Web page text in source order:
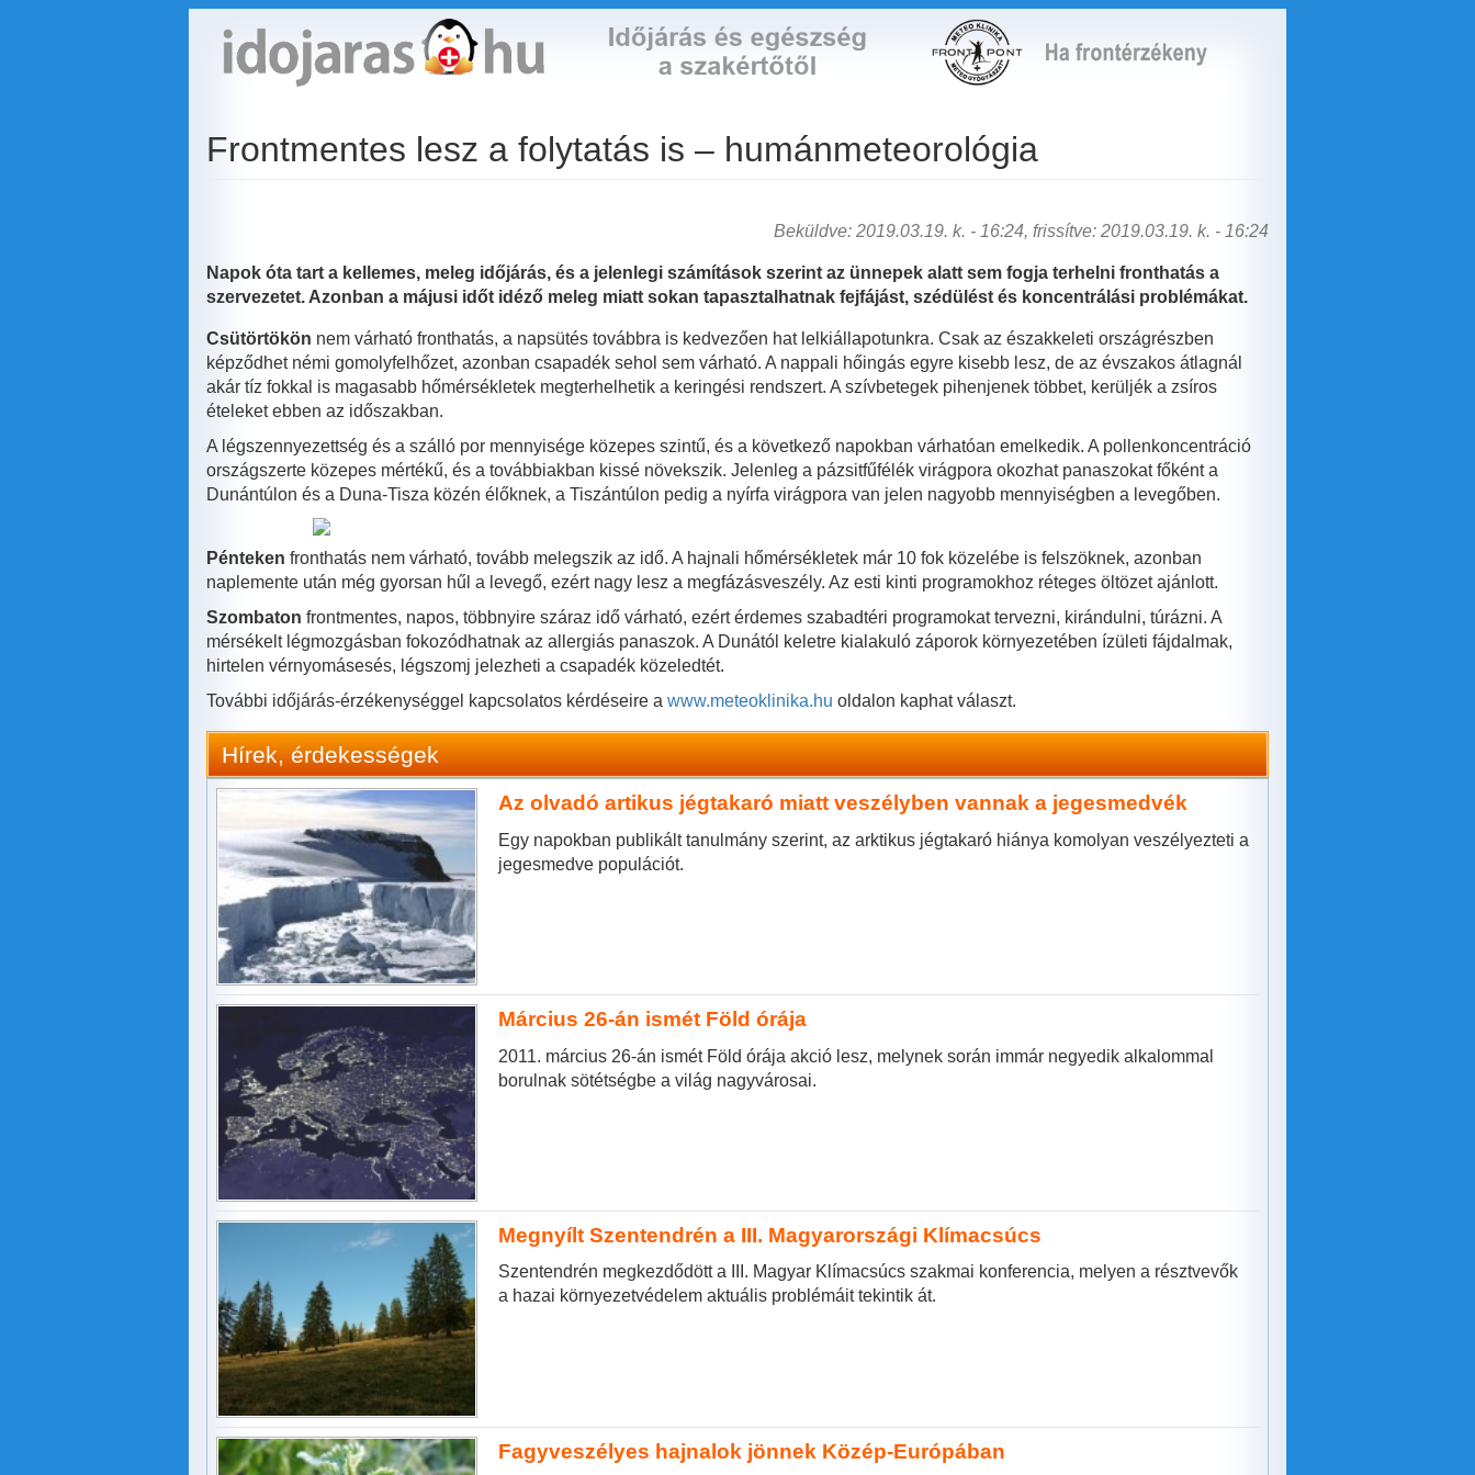
Frontmentes lesz a folytatás is – humánmeteorológia
Beküldve: 2019.03.19. k. - 16:24, frissítve: 2019.03.19. k. - 16:24
Napok óta tart a kellemes, meleg időjárás, és a jelenlegi számítások szerint az ünnepek alatt sem fogja terhelni fronthatás a
szervezetet. Azonban a májusi időt idéző meleg miatt sokan tapasztalhatnak fejfájást, szédülést és koncentrálási problémákat.
Csütörtökön nem várható fronthatás, a napsütés továbbra is kedvezően hat lelkiállapotunkra. Csak az északkeleti országrészben
képződhet némi gomolyfelhőzet, azonban csapadék sehol sem várható. A nappali hőingás egyre kisebb lesz, de az évszakos átlagnál
akár tíz fokkal is magasabb hőmérsékletek megterhelhetik a keringési rendszert. A szívbetegek pihenjenek többet, kerüljék a zsíros
ételeket ebben az időszakban.
A légszennyezettség és a szálló por mennyisége közepes szintű, és a következő napokban várhatóan emelkedik. A pollenkoncentráció
országszerte közepes mértékű, és a továbbiakban kissé növekszik. Jelenleg a pázsitfűfélék virágpora okozhat panaszokat főként a
Dunántúlon és a Duna-Tisza közén élőknek, a Tiszántúlon pedig a nyírfa virágpora van jelen nagyobb mennyiségben a levegőben.
Pénteken fronthatás nem várható, tovább melegszik az idő. A hajnali hőmérsékletek már 10 fok közelébe is felszöknek, azonban
naplemente után még gyorsan hűl a levegő, ezért nagy lesz a megfázásveszély. Az esti kinti programokhoz réteges öltözet ajánlott.
Szombaton frontmentes, napos, többnyire száraz idő várható, ezért érdemes szabadtéri programokat tervezni, kirándulni, túrázni. A
mérsékelt légmozgásban fokozódhatnak az allergiás panaszok. A Dunától keletre kialakuló záporok környezetében ízületi fájdalmak,
hirtelen vérnyomásesés, légszomj jelezheti a csapadék közeledtét.
További időjárás-érzékenységgel kapcsolatos kérdéseire a www.meteoklinika.hu oldalon kaphat választ.
Hírek, érdekességek
Az olvadó artikus jégtakaró miatt veszélyben vannak a jegesmedvék
Egy napokban publikált tanulmány szerint, az arktikus jégtakaró hiánya komolyan veszélyezteti a
jegesmedve populációt.
Március 26-án ismét Föld órája
2011. március 26-án ismét Föld órája akció lesz, melynek során immár negyedik alkalommal
borulnak sötétségbe a világ nagyvárosai.
Megnyílt Szentendrén a III. Magyarországi Klímacsúcs
Szentendrén megkezdődött a III. Magyar Klímacsúcs szakmai konferencia, melyen a résztvevők
a hazai környezetvédelem aktuális problémáit tekintik át.
Fagyveszélyes hajnalok jönnek Közép-Európában